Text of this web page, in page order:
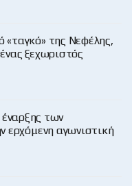
της Νεφέλης,
ξεχωριστός
έναρξης των
ερχόμενη αγωνιστική